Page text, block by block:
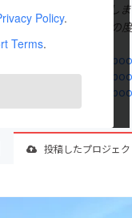
・ガジェット
業
地域活性化
Policy.
Terms.
半田浩士と申し
おります。 この
投稿したプロジェク